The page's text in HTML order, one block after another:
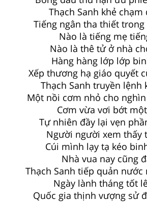
Thạch Sanh khẻ chạm
Tiếng ngân tha thiết
Nào là tiếng mẹ
Nào là thê tử ở nhà
Hàng hàng lớp lớp
Xếp thương hạ giáo quyết
Thạch Sanh truyền lệnh
Một nồi cơm nhỏ cho
Cơm vừa vơi bớt
Tự nhiên đầy lại vẹn
Người người xem thấy
Cúi mình lạy tạ kéo
Nhà vua nay cũng
Thạch Sanh tiếp quản nước
Ngày lành tháng tốt
Quốc gia thịnh vượng sử